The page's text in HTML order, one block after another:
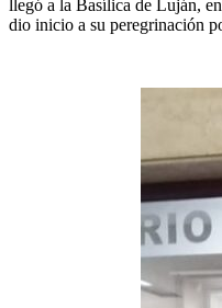
llegó a la Basílica de Luján,
dio inicio a su peregrinación